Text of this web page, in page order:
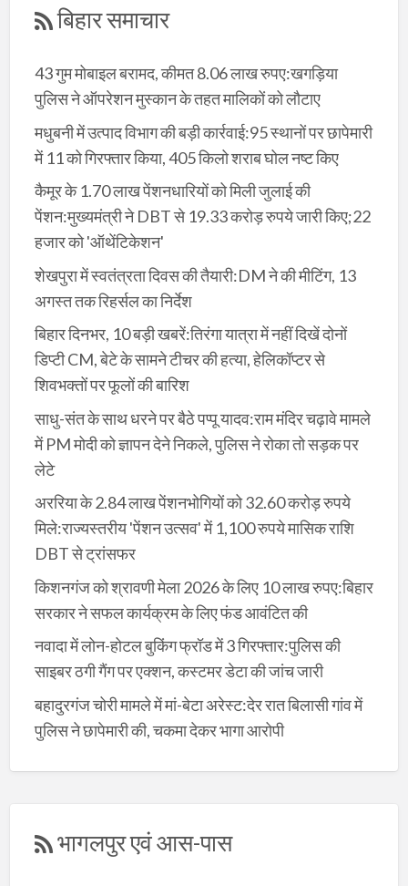
बिहार समाचार
43 गुम मोबाइल बरामद, कीमत 8.06 लाख रुपए:खगड़िया
पुलिस ने ऑपरेशन मुस्कान के तहत मालिकों को लौटाए
मधुबनी में उत्पाद विभाग की बड़ी कार्रवाई:95 स्थानों पर छापेमारी
में 11 को गिरफ्तार किया, 405 किलो शराब घोल नष्ट किए
कैमूर के 1.70 लाख पेंशनधारियों को मिली जुलाई की
पेंशन:मुख्यमंत्री ने DBT से 19.33 करोड़ रुपये जारी किए;22
हजार को 'ऑथेंटिकेशन'
शेखपुरा में स्वतंत्रता दिवस की तैयारी:DM ने की मीटिंग, 13
अगस्त तक रिहर्सल का निर्देश
बिहार दिनभर, 10 बड़ी खबरें:तिरंगा यात्रा में नहीं दिखें दोनों
डिप्टी CM, बेटे के सामने टीचर की हत्या, हेलिकॉप्टर से
शिवभक्तों पर फूलों की बारिश
साधु-संत के साथ धरने पर बैठे पप्पू यादव:राम मंदिर चढ़ावे मामले
में PM मोदी को ज्ञापन देने निकले, पुलिस ने रोका तो सड़क पर
लेटे
अररिया के 2.84 लाख पेंशनभोगियों को 32.60 करोड़ रुपये
मिले:राज्यस्तरीय 'पेंशन उत्सव' में 1,100 रुपये मासिक राशि
DBT से ट्रांसफर
किशनगंज को श्रावणी मेला 2026 के लिए 10 लाख रुपए:बिहार
सरकार ने सफल कार्यक्रम के लिए फंड आवंटित की
नवादा में लोन-होटल बुकिंग फ्रॉड में 3 गिरफ्तार:पुलिस की
साइबर ठगी गैंग पर एक्शन, कस्टमर डेटा की जांच जारी
बहादुरगंज चोरी मामले में मां-बेटा अरेस्ट:देर रात बिलासी गांव में
पुलिस ने छापेमारी की, चकमा देकर भागा आरोपी
भागलपुर एवं आस-पास